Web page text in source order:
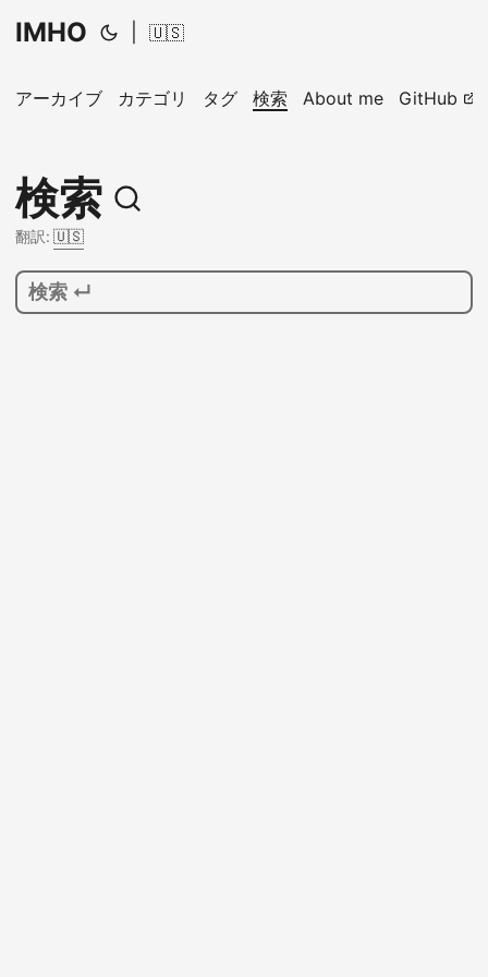
IMHO 🇺🇸
アーカイブ カテゴリ タグ 検索 About me GitHub
検索
翻訳: 🇺🇸